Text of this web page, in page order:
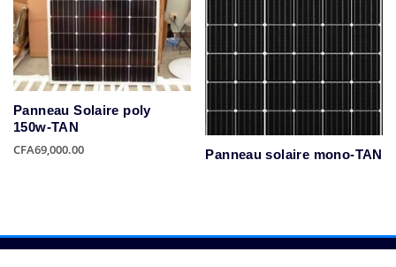
Panneau Solaire poly
150w-TAN
CFA69,000.00 Panneau solaire mono-TAN